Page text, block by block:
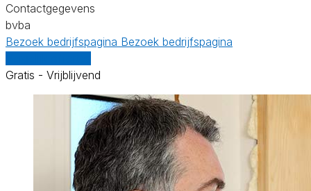
Contactgegevens
bvba
Bezoek bedrijfspagina Bezoek bedrijfspagina
Gratis - Vrijblijvend